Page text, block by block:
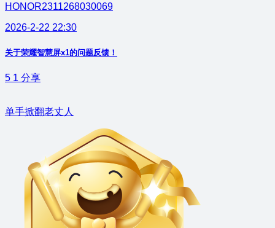
HONOR2311268030069
2026-2-22 22:30
关于荣耀智慧屏x1的问题反馈！
5 1 分享
单手掀翻老丈人